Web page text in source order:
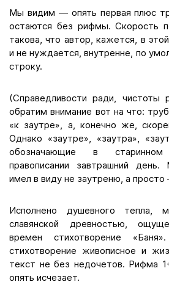
Мы видим — опять первая плюс
остаются без рифмы. Скорость
такова, что автор, кажется, в
и не нуждается, внутренне, по
строку.
(Справедливости ради, чистоты
обратим внимание вот на что:
«к заутре», а, конечно же,
Однако «заутре», «заутра»,
обозначающие в
правописании завтрашний
имел в виду не заутреню, а просто
Исполнено душевного тепла,
славянской древностью,
времен стихотворение
стихотворение живописное и
текст не без недочетов. Рифма
опять исчезает.